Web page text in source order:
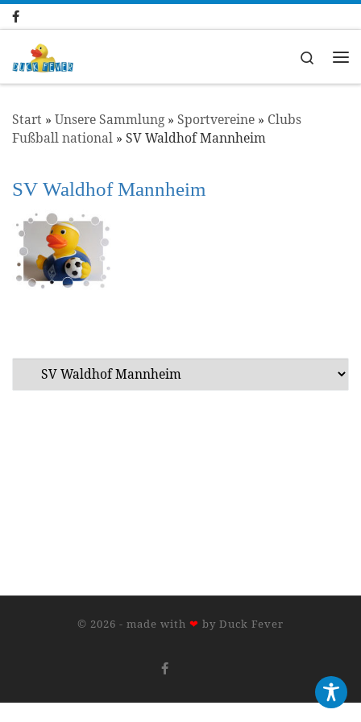
Zum Inhalt springen
Search
Start » Unsere Sammlung » Sportvereine » Clubs
Fußball national » SV Waldhof Mannheim
SV Waldhof Mannheim
© 2026 - made with ❤ by Duck Fever